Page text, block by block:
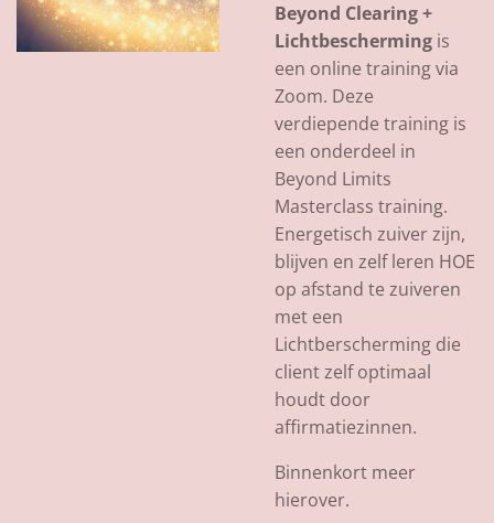
Beyond Clearing +
Lichtbescherming is
een online training via
Zoom. Deze
verdiepende training is
een onderdeel in
Beyond Limits
Masterclass training.
Energetisch zuiver zijn,
blijven en zelf leren HOE
op afstand te zuiveren
met een
Lichtberscherming die
client zelf optimaal
houdt door
affirmatiezinnen.
Binnenkort meer
hierover.